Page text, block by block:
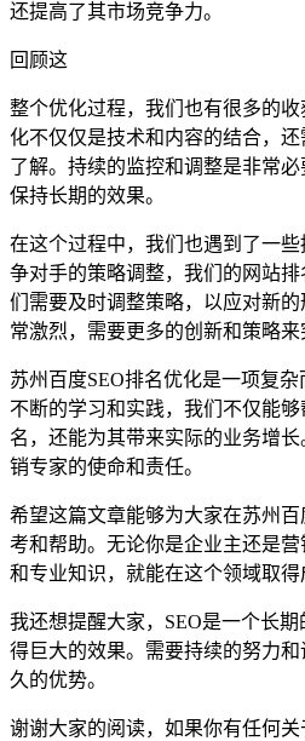
还提高了其市场竞争力。
回顾这
整个优化过程，我们也有很多的
化不仅仅是技术和内容的结合，
了解。持续的监控和调整是非常
保持长期的效果。
在这个过程中，我们也遇到了一
争对手的策略调整，我们的网站
们需要及时调整策略，以应对新
常激烈，需要更多的创新和策略来
苏州百度SEO排名优化是一项复
不断的学习和实践，我们不仅能
名，还能为其带来实际的业务增
销专家的使命和责任。
希望这篇文章能够为大家在苏州
考和帮助。无论你是企业主还是
和专业知识，就能在这个领域取得
我还想提醒大家，SEO是一个长
得巨大的效果。需要持续的努力
久的优势。
谢谢大家的阅读，如果你有任何